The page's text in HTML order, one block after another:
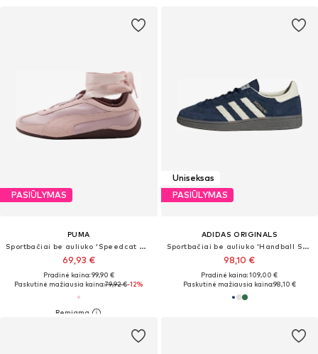
PASIŪLYMAS
PUMA
Sportbačiai be auliuko 'Speedcat Go Etoile'
69,93 €
Pradinė kaina: 99,90 €
Paskutinė mažiausia kaina:79,92 €-12%
Uniseksas
PASIŪLYMAS
ADIDAS ORIGINALS
Sportbačiai be auliuko 'Handball Spezial'
98,10 €
Pradinė kaina: 109,00 €
Paskutinė mažiausia kaina:98,10 €